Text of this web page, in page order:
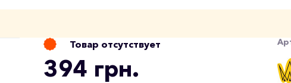
Товар отсутствует
394 грн.